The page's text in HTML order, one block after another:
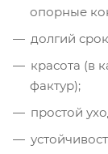
опорные
долгий
красота (в
фактур);
простой